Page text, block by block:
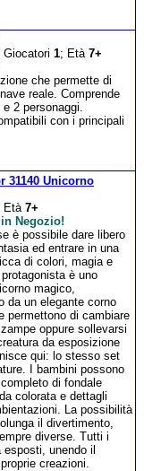
Giocatori 1; Età 7+
che permette di
reale. Comprende
2 personaggi.
con i principali
31140 Unicorno
Età7+
Negozio!
è possibile dare libero
ed entrare in una
di colori, magia e
è uno
magico,
da un elegante corno
permettono di cambiare
oppure sollevarsi
da esposizione
qui: lo stesso set
I bambini possono
di fondale
colorata e dettagli
La possibilità
il divertimento,
diverse. Tutti i
unendo il
creazioni.